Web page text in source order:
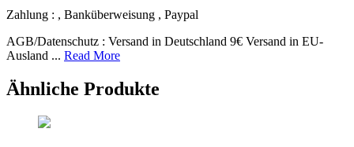
Zahlung : , Banküberweisung , Paypal
AGB/Datenschutz : Versand in Deutschland 9€ Versand in EU-
Ausland ... Read More
Ähnliche Produkte